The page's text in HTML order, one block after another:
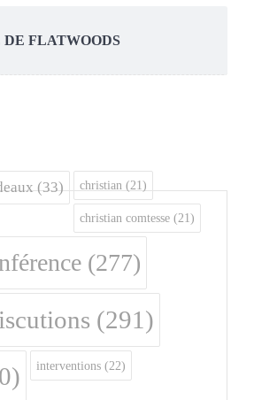
FLATWOODS
(33) christian (21)
christian comtesse (21)
(277)
(291)
interventions (22)